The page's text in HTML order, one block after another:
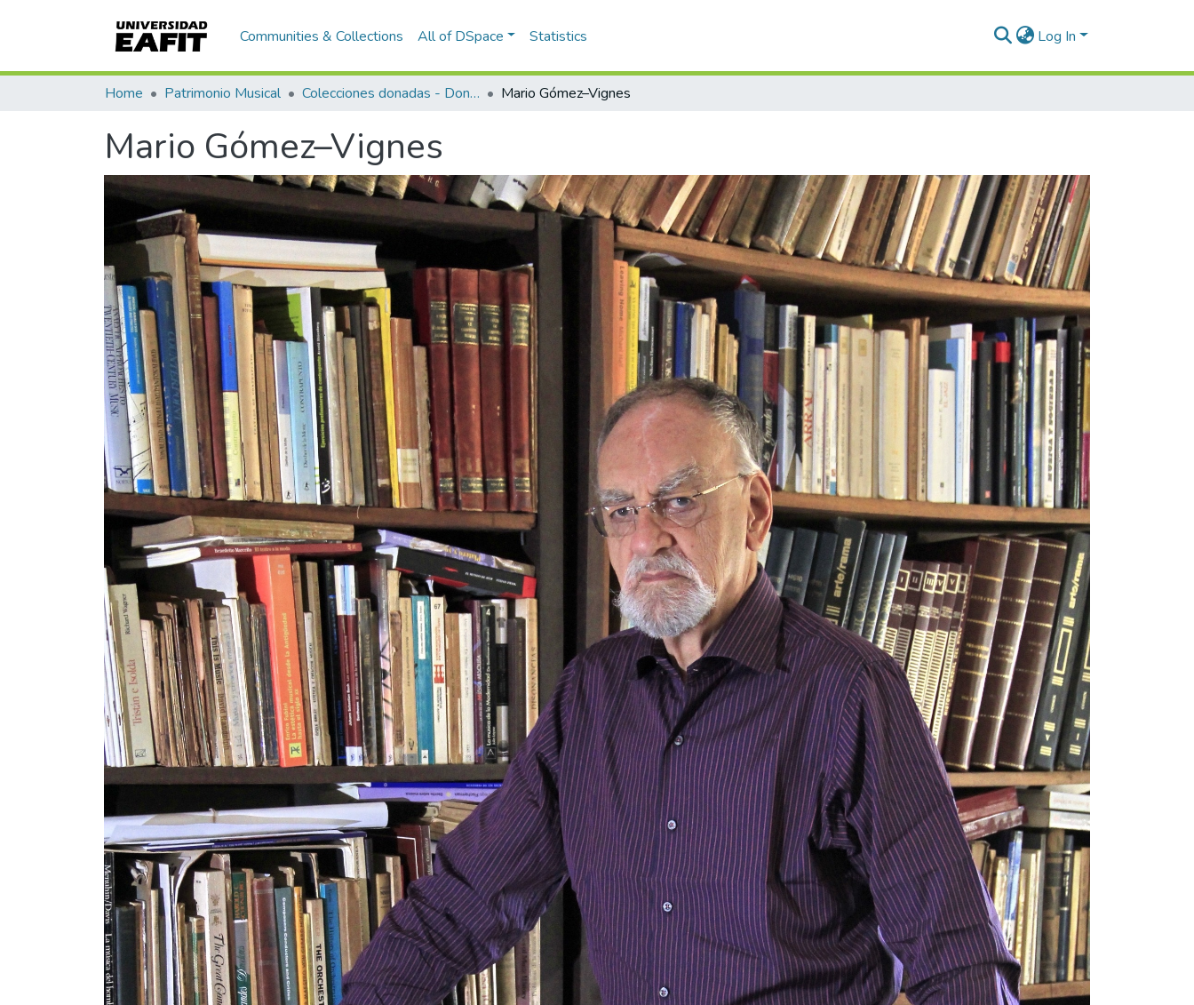
Communities & Collections All of DSpace Statistics Log In
Home Patrimonio Musical Colecciones donadas - Donated collections Mario Gómez–Vignes
Mario Gómez–Vignes